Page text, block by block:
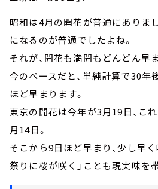
昭和は4月の開花が普通にありま
になるのが普通でしたよね。
それが、開花も満開もどんどん早
今のペースだと、単純計算で30年
ほど早まります。
東京の開花は今年が3月19日、こ
月14日。
そこから9日ほど早まり、少し早く
祭りに桜が咲く」ことも現実味を